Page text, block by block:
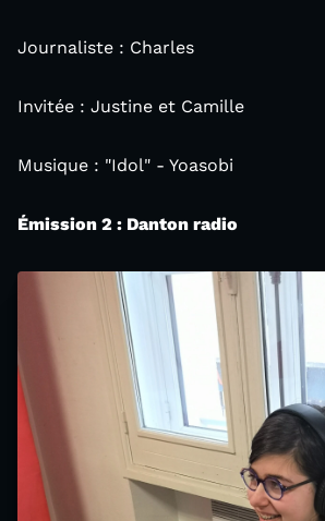
Journaliste : Charles
Invitée : Justine et Camille
Musique : "Idol" - Yoasobi
Émission 2 : Danton radio